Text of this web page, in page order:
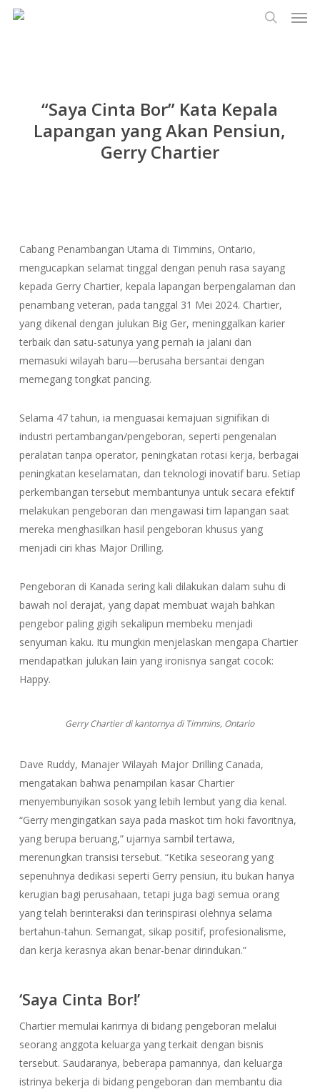
Lewati
“Saya Cinta Bor” Kata Kepala
Lapangan yang Akan Pensiun,
Gerry Chartier
Cabang Penambangan Utama di Timmins, Ontario,
mengucapkan selamat tinggal dengan penuh rasa sayang
kepada Gerry Chartier, kepala lapangan berpengalaman dan
penambang veteran, pada tanggal 31 Mei 2024. Chartier,
yang dikenal dengan julukan Big Ger, meninggalkan karier
terbaik dan satu-satunya yang pernah ia jalani dan
memasuki wilayah baru—berusaha bersantai dengan
memegang tongkat pancing.
Selama 47 tahun, ia menguasai kemajuan signifikan di
industri pertambangan/pengeboran, seperti pengenalan
peralatan tanpa operator, peningkatan rotasi kerja, berbagai
peningkatan keselamatan, dan teknologi inovatif baru. Setiap
perkembangan tersebut membantunya untuk secara efektif
melakukan pengeboran dan mengawasi tim lapangan saat
mereka menghasilkan hasil pengeboran khusus yang
menjadi ciri khas Major Drilling.
Pengeboran di Kanada sering kali dilakukan dalam suhu di
bawah nol derajat, yang dapat membuat wajah bahkan
pengebor paling gigih sekalipun membeku menjadi
senyuman kaku. Itu mungkin menjelaskan mengapa Chartier
mendapatkan julukan lain yang ironisnya sangat cocok:
Happy.
Gerry Chartier di kantornya di Timmins, Ontario
Dave Ruddy, Manajer Wilayah Major Drilling Canada,
mengatakan bahwa penampilan kasar Chartier
menyembunyikan sosok yang lebih lembut yang dia kenal.
“Gerry mengingatkan saya pada maskot tim hoki favoritnya,
yang berupa beruang,” ujarnya sambil tertawa,
merenungkan transisi tersebut. “Ketika seseorang yang
sepenuhnya dedikasi seperti Gerry pensiun, itu bukan hanya
kerugian bagi perusahaan, tetapi juga bagi semua orang
yang telah berinteraksi dan terinspirasi olehnya selama
bertahun-tahun. Semangat, sikap positif, profesionalisme,
dan kerja kerasnya akan benar-benar dirindukan.”
‘Saya Cinta Bor!’
Chartier memulai karirnya di bidang pengeboran melalui
seorang anggota keluarga yang terkait dengan bisnis
tersebut. Saudaranya, beberapa pamannya, dan keluarga
istrinya bekerja di bidang pengeboran dan membantu dia